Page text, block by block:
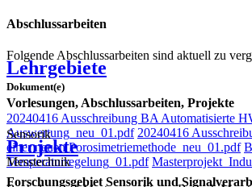
Abschlussarbeiten
Folgende Abschlussarbeiten sind aktuell zu
Dokument(e)
20240416 Ausschreibung BA Automatisierte
Auswertung_neu_01.pdf 20240416
einer neuen Porosimetriemethode_neu_01.pdf
Temperaturregelung_01.pdf
Lehrgebiete
Vorlesungen, Abschlussarbeiten, Projekte
Sensorik
Messtechnik
Projekte
Forschungsgebiet Sensorik und